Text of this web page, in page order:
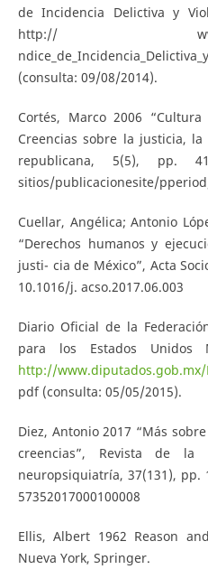
de Incidencia Delictiva y
http://
(consulta: 09/08/2014).
Cortés, Marco 2006
Creencias sobre la justicia,
republicana, 5(5), pp.
sitios/publicacionesite/
Cuellar, Angélica; Antonio
“Derechos humanos y
justi- cia de México”, Acta
10.1016/j. acso.2017.06.003
Diario Oficial de la
para los Estados Unidos
http://www.diputados.gob.mx/
pdf (consulta: 05/05/2015).
Diez, Antonio 2017 “Más
creencias”, Revista de la
neuropsiquiatría, 37(131), pp.
57352017000100008
Ellis, Albert 1962 Reason
Nueva York, Springer.